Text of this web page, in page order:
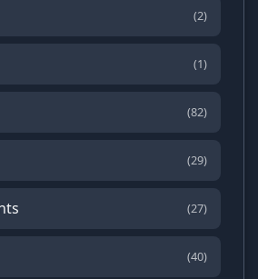
(2)
(1)
(82)
(29)
(27)
(40)